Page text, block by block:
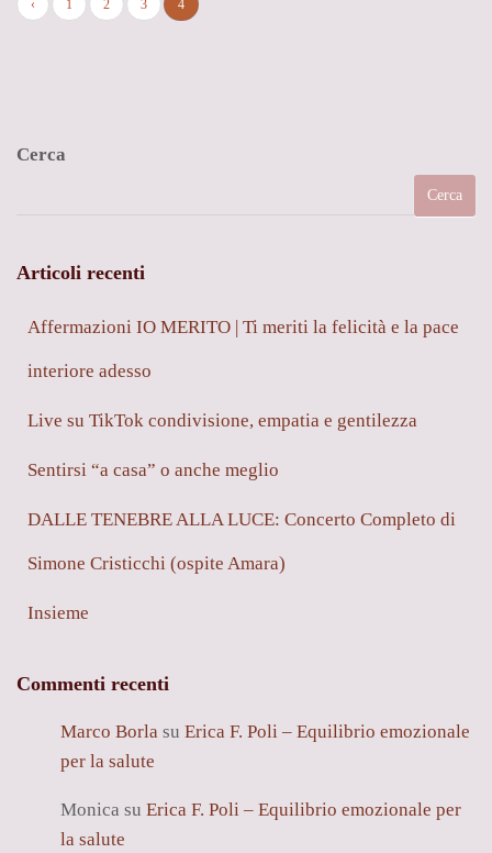
‹ 1 2 3 4
Cerca
Cerca
Articoli recenti
Affermazioni IO MERITO | Ti meriti la felicità e la pace
interiore adesso
Live su TikTok condivisione, empatia e gentilezza
Sentirsi “a casa” o anche meglio
DALLE TENEBRE ALLA LUCE: Concerto Completo di
Simone Cristicchi (ospite Amara)
Insieme
Commenti recenti
Marco Borla su Erica F. Poli – Equilibrio emozionale
per la salute
Monica su Erica F. Poli – Equilibrio emozionale per
la salute